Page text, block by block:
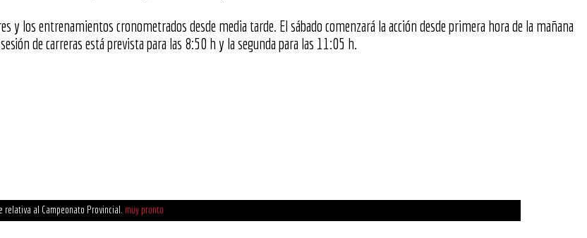
y los entrenamientos cronometrados desde media tarde. El sábado comenzará la acción desde primera hora de la mañana
de carreras está prevista para las 8:50 h y la segunda para las 11:05 h.
relativa al Campeonato Provincial. muy pronto